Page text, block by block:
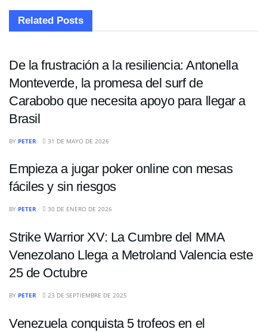
Related Posts
DEPORTES
De la frustración a la resiliencia: Antonella
Monteverde, la promesa del surf de
Carabobo que necesita apoyo para llegar a
Brasil
BY PETER 31 DE MAYO DE 2026
Empieza a jugar poker online con mesas
fáciles y sin riesgos
BY PETER 30 DE ENERO DE 2026
Strike Warrior XV: La Cumbre del MMA
Venezolano Llega a Metroland Valencia este
25 de Octubre
BY PETER 23 DE SEPTIEMBRE DE 2025
Venezuela conquista 5 trofeos en el